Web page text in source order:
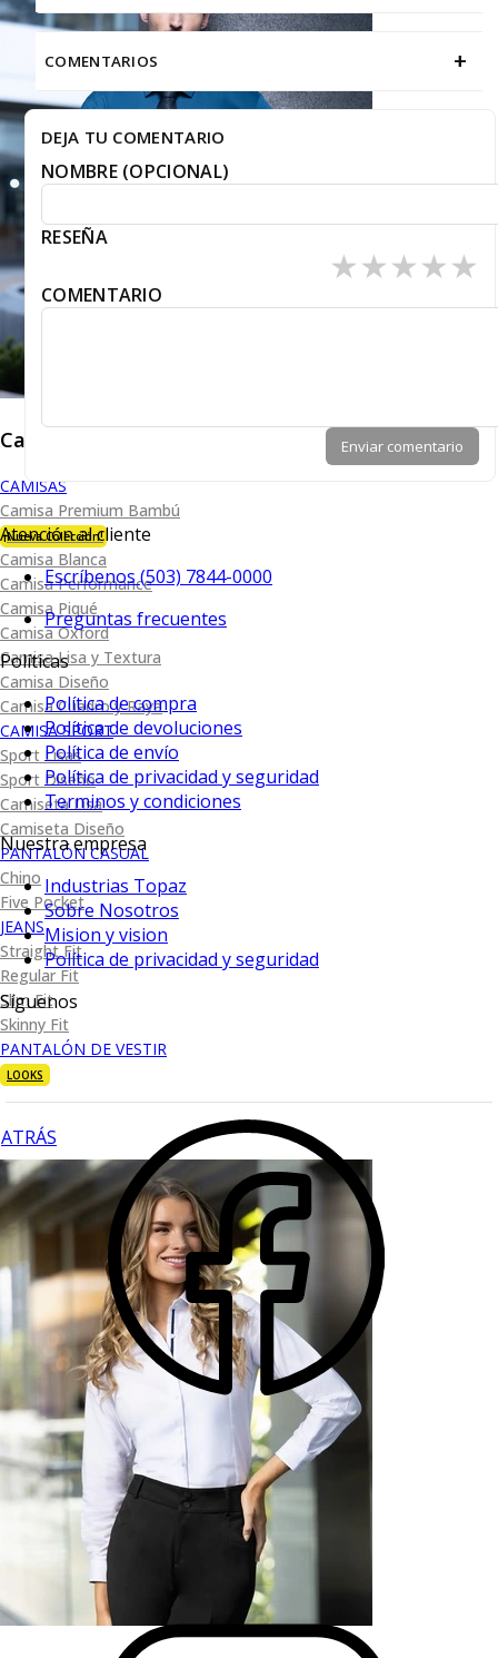
Caballero
CAMISAS
Camisa Premium Bambú
¡Nueva Colección!
Camisa Blanca
Camisa Performance
Camisa Piqué
Camisa Oxford
Camisa Lisa y Textura
Camisa Diseño
Camisa Cuadro y Raya
CAMISA SPORT
Sport Lisas
Sport Diseño
Camiseta Lisa
Camiseta Diseño
PANTALÓN CASUAL
Chino
Five Pocket
JEANS
Straight Fit
Regular Fit
Slim Fit
Skinny Fit
PANTALÓN DE VESTIR
LOOKS
ATRÁS
COMENTARIOS +
DEJA TU COMENTARIO
NOMBRE (OPCIONAL)
RESEÑA
★
★
★
★
★
COMENTARIO
Enviar comentario
Atención al cliente
Escríbenos (503) 7844-0000
Preguntas frecuentes
Políticas
Política de compra
Política de devoluciones
Política de envío
Política de privacidad y seguridad
Terminos y condiciones
Nuestra empresa
Industrias Topaz
Sobre Nosotros
Mision y vision
Política de privacidad y seguridad
Síguenos